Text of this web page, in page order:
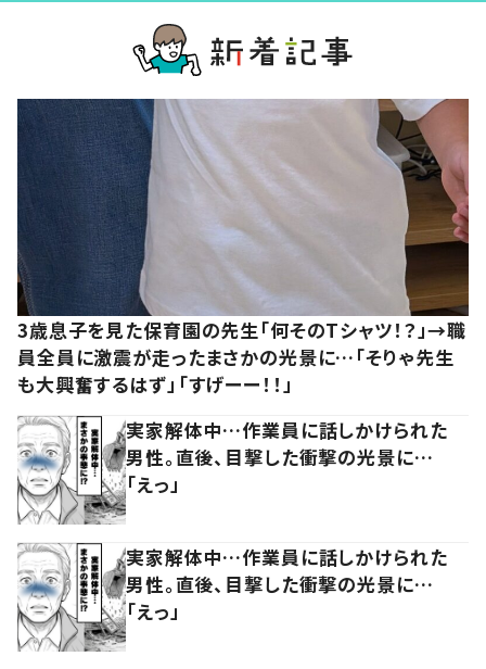
3歳息子を見た保育園の先生「何そのTシャツ！？」→職
員全員に激震が走ったまさかの光景に…「そりゃ先生
も大興奮するはず」「すげーー！！」
実家解体中…作業員に話しかけられた
男性。直後、目撃した衝撃の光景に…
「えっ」
実家解体中…作業員に話しかけられた
男性。直後、目撃した衝撃の光景に…
「えっ」